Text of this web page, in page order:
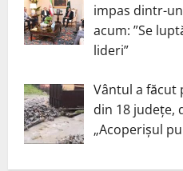
impas dintr-
acum: ”Se
lideri”
Vântul a făcut
din 18 județe,
„Acoperișul